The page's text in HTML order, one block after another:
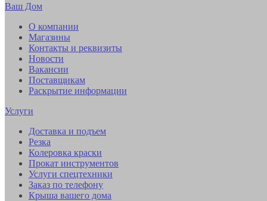
Ваш Дом
О компании
Магазины
Контакты и реквизиты
Новости
Вакансии
Поставщикам
Раскрытие информации
Услуги
Доставка и подъем
Резка
Колеровка краски
Прокат инструментов
Услуги спецтехники
Заказ по телефону
Крыша вашего дома